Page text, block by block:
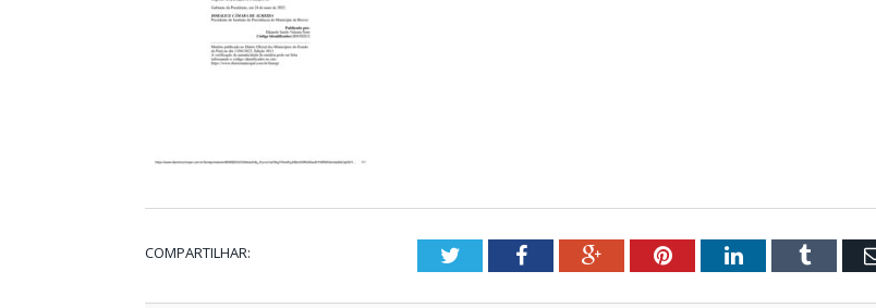
COMPARTILHAR: TwitterFacebookGoogle+PinterestLinkedInTumblr